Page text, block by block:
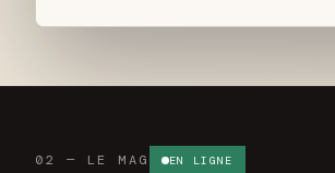
02 — LE MAG EN LIGNE